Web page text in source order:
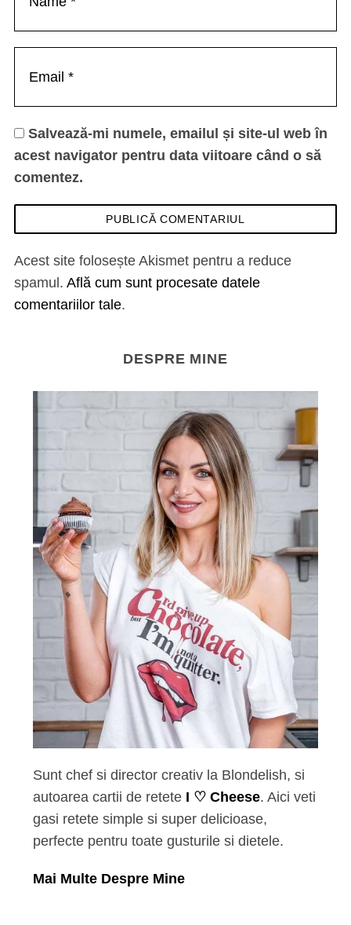
Salvează-mi numele, emailul și site-ul web în
acest navigator pentru data viitoare când o să
comentez.
Acest site folosește Akismet pentru a reduce
spamul. Află cum sunt procesate datele
comentariilor tale.
DESPRE MINE
Sunt chef si director creativ la Blondelish, si
autoarea cartii de retete I ♡ Cheese. Aici veti
gasi retete simple si super delicioase,
perfecte pentru toate gusturile si dietele.
Mai Multe Despre Mine